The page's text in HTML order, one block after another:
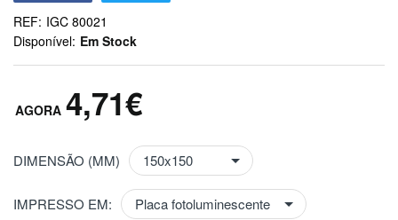
REF: IGC 80021
Disponível: Em Stock
4,71€
DIMENSÃO (MM)
IMPRESSO EM: